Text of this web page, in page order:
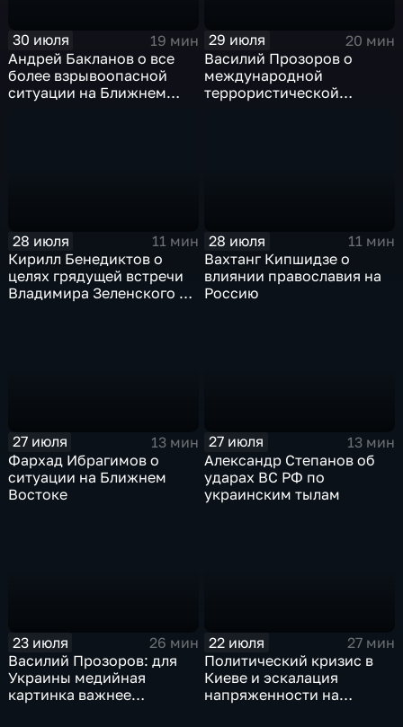
30 июля
19 мин
Андрей Бакланов о все
более взрывоопасной
ситуации на Ближнем
29 июля
20 мин
Василий Прозоров о
международной
террористической
28 июля
11 мин
Кирилл Бенедиктов о
целях грядущей встречи
Владимира Зеленского с
28 июля
11 мин
Вахтанг Кипшидзе о
влиянии православия на
Россию
27 июля
13 мин
Фархад Ибрагимов о
ситуации на Ближнем
Востоке
27 июля
13 мин
Александр Степанов об
ударах ВС РФ по
украинским тылам
23 июля
26 мин
Василий Прозоров: для
Украины медийная
картинка важнее
22 июля
27 мин
Политический кризис в
Киеве и эскалация
напряженности на